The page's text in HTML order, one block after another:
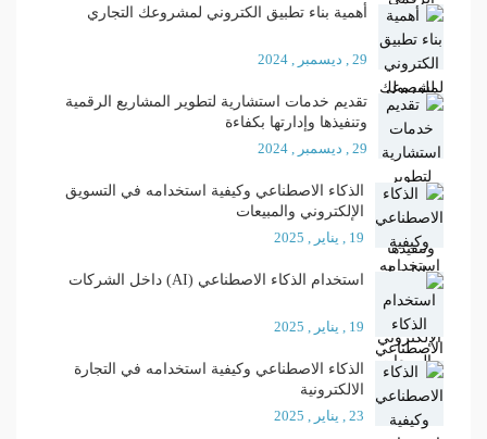
أهمية بناء تطبيق الكتروني لمشروعك التجاري
29 , ديسمبر , 2024
تقديم خدمات استشارية لتطوير المشاريع الرقمية
وتنفيذها وإدارتها بكفاءة
29 , ديسمبر , 2024
الذكاء الاصطناعي وكيفية استخدامه في التسويق
الإلكتروني والمبيعات
19 , يناير , 2025
استخدام الذكاء الاصطناعي (AI) داخل الشركات
19 , يناير , 2025
الذكاء الاصطناعي وكيفية استخدامه في التجارة
الالكترونية
23 , يناير , 2025